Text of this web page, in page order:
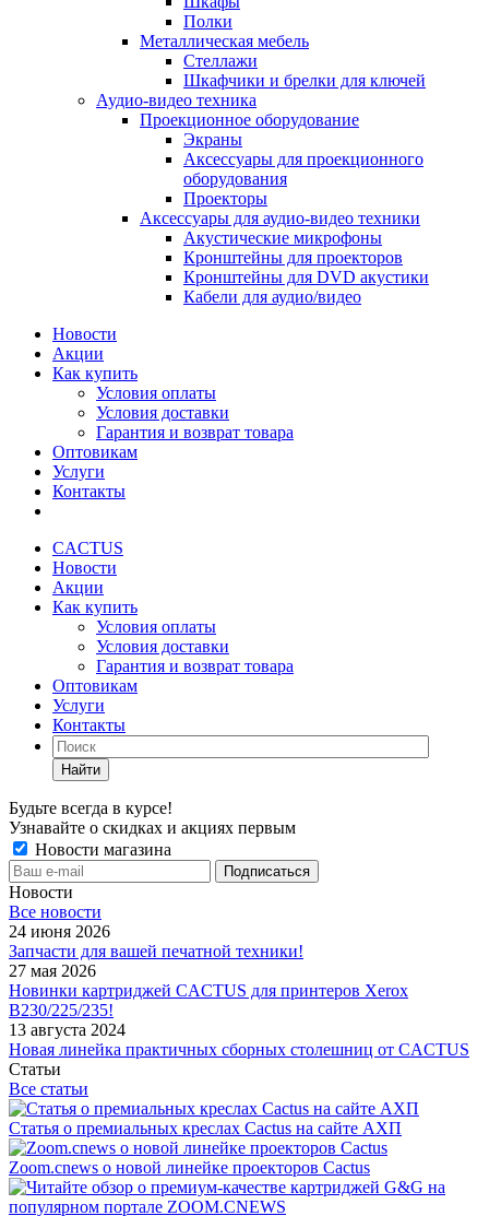
Полки
Металлическая мебель
Стеллажи
Шкафчики и брелки для ключей
Аудио-видео техника
Проекционное оборудование
Экраны
Аксессуары для проекционного
оборудования
Проекторы
Аксессуары для аудио-видео техники
Акустические микрофоны
Кронштейны для проекторов
Кронштейны для DVD акустики
Кабели для аудио/видео
Новости
Акции
Как купить
Условия оплаты
Условия доставки
Гарантия и возврат товара
Оптовикам
Услуги
Контакты
CACTUS
Новости
Акции
Как купить
Условия оплаты
Условия доставки
Гарантия и возврат товара
Оптовикам
Услуги
Контакты
Найти
Будьте всегда в курсе!
Узнавайте о скидках и акциях первым
Новости магазина
Новости
Все новости
24 июня 2026
Запчасти для вашей печатной техники!
27 мая 2026
Новинки картриджей CACTUS для принтеров Xerox
B230/225/235!
13 августа 2024
Новая линейка практичных сборных столешниц от CACTUS
Статьи
Все статьи
Статья о премиальных креслах Cactus на сайте АХП
Zoom.cnews о новой линейке проекторов Cactus